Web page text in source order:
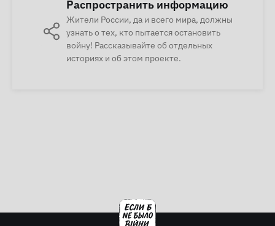
Распространить информацию
Жители России, да и всего мира, должны
узнать о тех, кто пытается остановить
войну! Рассказывайте об отдельных
историях и об этом проекте.